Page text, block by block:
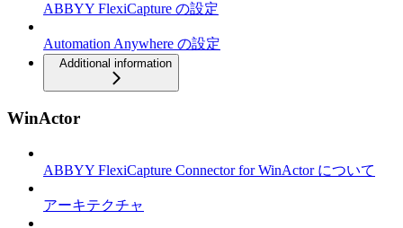
ABBYY FlexiCapture の設定
Automation Anywhere の設定
Additional information
WinActor
ABBYY FlexiCapture Connector for WinActor について
アーキテクチャ